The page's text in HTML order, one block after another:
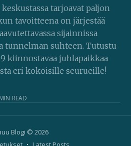
tarjoavat paljon
tavoitteena on järjestää
sijainnissa
tunnelman suhteen. Tutustu
kiinnostavaa juhlapaikkaa
eri kokoisille seurueille!
READ
Blogi © 2026